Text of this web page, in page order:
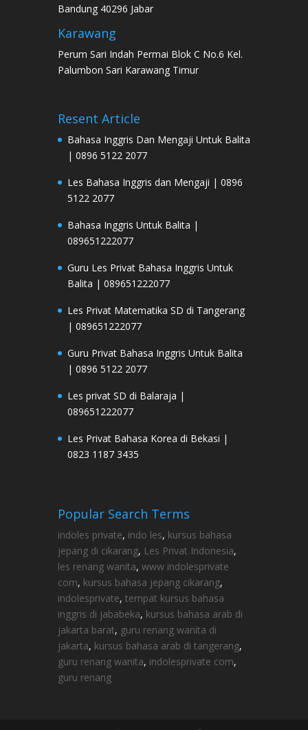
Bandung 40296 Jabar
Karawang
Perum Sari Indah Permai Blok C No.6 Kel.
Palumbon Sari Karawang Timur
Resent Article
Bahasa Inggris Dan Mengaji Untuk Balita
| 0896 5122 2077
Les Bahasa Inggris dan Mengaji | 0896
5122 2077
Bahasa Inggris Untuk Balita |
089651222077
Guru Les Privat Bahasa Inggris Untuk
Balita | 089651222077
Les Privat Matematika SD di Tangerang
| 089651222077
Guru Privat Bahasa Inggris Untuk Balita
| 0896 5122 2077
Les privat SD di Balaraja |
089651222077
Les Privat Bahasa Korea di Bekasi |
0823 1187 3435
Popular Search Terms
indoles private, indo les, kursus bahasa
jepang di cikarang, Les Privat Indonesia,
les renang wanita, www indolesprivate
com, kursus bahasa jepang cikarang,
indolesprivate, tempat kursus bahasa
inggris di jababeka, kursus bahasa arab di
jakarta barat, guru renang wanita di
jakarta, kursus bahasa arab di tangerang,
guru renang wanita, indolesprivate com,
guru renang